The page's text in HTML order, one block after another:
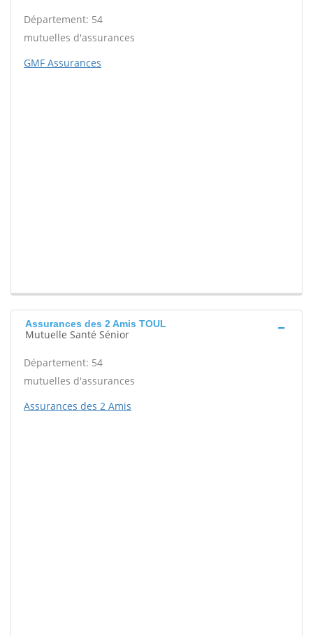
Département: 54
mutuelles d'assurances
GMF Assurances
Assurances des 2 Amis TOUL
Mutuelle Santé Sénior
Département: 54
mutuelles d'assurances
Assurances des 2 Amis